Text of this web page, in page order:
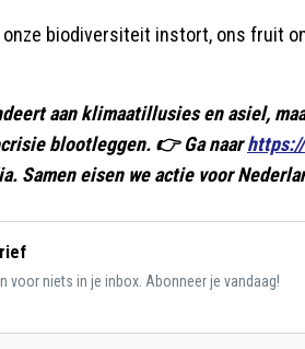
biodiversiteit instort, ons fruit
aan klimaatillusies en asiel,
blootleggen. 👉 Ga naar
Samen eisen we actie voor
voor niets in je inbox. Abonneer je vandaag!